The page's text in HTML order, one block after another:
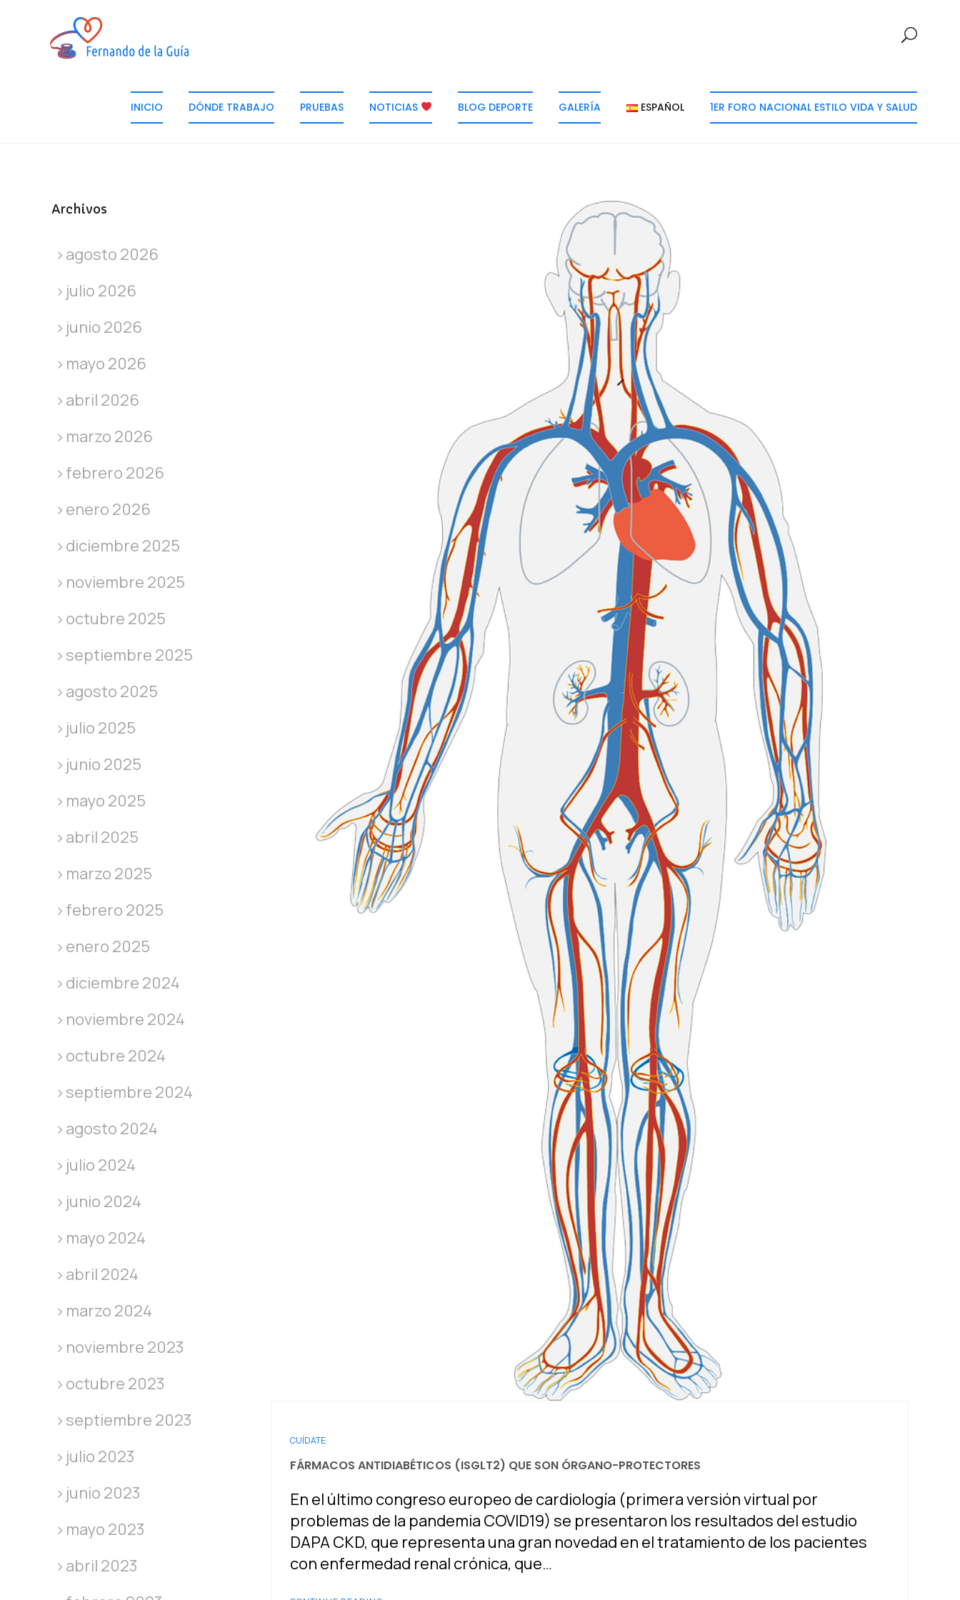
INICIO DÓNDE TRABAJO PRUEBAS NOTICIAS BLOG DEPORTE GALERÍA ESPAÑOL 1ER FORO NACIONAL ESTILO VIDA Y SALUD
CUÍDATE
FÁRMACOS ANTIDIABÉTICOS (ISGLT2) QUE SON ÓRGANO-PROTECTORES
En el último congreso europeo de cardiología (primera versión virtual por
problemas de la pandemia COVID19) se presentaron los resultados del estudio
DAPA CKD, que representa una gran novedad en el tratamiento de los pacientes
con enfermedad renal crónica, que…
Archivos
agosto 2026
julio 2026
junio 2026
mayo 2026
abril 2026
marzo 2026
febrero 2026
enero 2026
diciembre 2025
noviembre 2025
octubre 2025
septiembre 2025
agosto 2025
julio 2025
junio 2025
mayo 2025
abril 2025
marzo 2025
febrero 2025
enero 2025
diciembre 2024
noviembre 2024
octubre 2024
septiembre 2024
agosto 2024
julio 2024
junio 2024
mayo 2024
abril 2024
marzo 2024
noviembre 2023
octubre 2023
septiembre 2023
julio 2023
junio 2023
mayo 2023
abril 2023